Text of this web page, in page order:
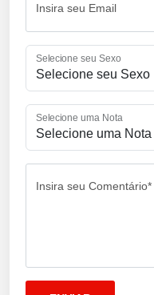
Insira seu Email
Selecione seu Sexo
Selecione uma Nota
Insira seu Comentário*